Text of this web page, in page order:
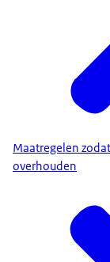
Maatregelen
overhouden